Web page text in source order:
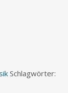
Schlagwörter: